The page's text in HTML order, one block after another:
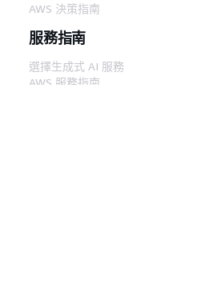
AWS 決策指南
服務指南
選擇生成式 AI 服務
AWS 服務指南